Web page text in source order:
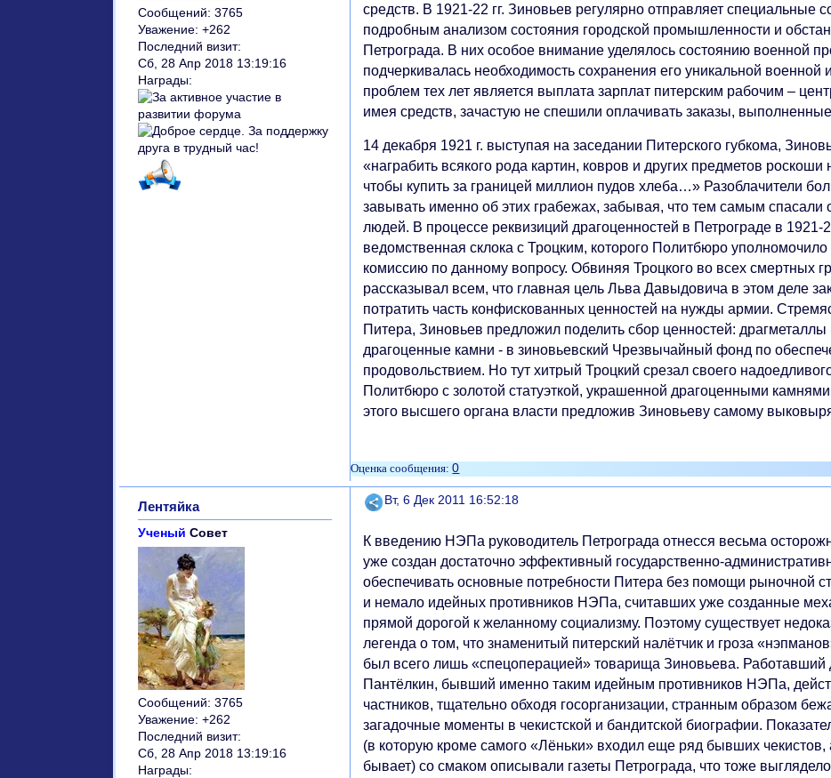
Сообщений: 3765
Уважение: +262
Последний визит:
Сб, 28 Апр 2018 13:19:16
Награды:
средств. В 1921-22 гг. Зиновьев регулярно отправляет
подробным анализом состояния городской промышленности и
Петрограда. В них особое внимание уделялось состоянию военной
подчеркивалась необходимость сохранения его уникальной
проблем тех лет является выплата зарплат питерским рабочим –
имея средств, зачастую не спешили оплачивать заказы,
14 декабря 1921 г. выступая на заседании Питерского губкома,
«награбить всякого рода картин, ковров и других предметов
чтобы купить за границей миллион пудов хлеба…» Разоблачители
завывать именно об этих грабежах, забывая, что тем самым спасали
людей. В процессе реквизиций драгоценностей в Петрограде в 1921-
ведомственная склока с Троцким, которого Политбюро
комиссию по данному вопросу. Обвиняя Троцкого во всех смертных
рассказывал всем, что главная цель Льва Давыдовича в этом деле
потратить часть конфискованных ценностей на нужды армии.
Питера, Зиновьев предложил поделить сбор ценностей: драгметаллы
драгоценные камни - в зиновьевский Чрезвычайный фонд по
продовольствием. Но тут хитрый Троцкий срезал своего
Политбюро с золотой статуэткой, украшенной драгоценными
этого высшего органа власти предложив Зиновьеву самому
0
Поделиться
Вт, 6 Дек 2011 16:52:18
Лентяйка
Ученый Совет
Сообщений: 3765
Уважение: +262
Последний визит:
Сб, 28 Апр 2018 13:19:16
Награды:
К введению НЭПа руководитель Петрограда отнесся весьма
уже создан достаточно эффективный государственно-
обеспечивать основные потребности Питера без помощи рыночной
и немало идейных противников НЭПа, считавших уже созданные
прямой дорогой к желанному социализму. Поэтому существует
легенда о том, что знаменитый питерский налётчик и гроза
был всего лишь «спецоперацией» товарища Зиновьева. Работавший
Пантёлкин, бывший именно таким идейным противников НЭПа,
частников, тщательно обходя госорганизации, странным образом
загадочные моменты в чекистской и бандитской биографии.
(в которую кроме самого «Лёньки» входил еще ряд бывших
бывает) со смаком описывали газеты Петрограда, что тоже